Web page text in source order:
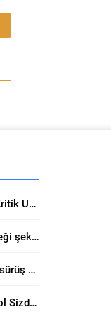
Yunanistan Yatırımlarında Kritik Uzman Uyarısı
Filli Boya Trabzon’da geleceği şekillendiriyor
Tosyalı’nın modifiye asfaltı sürüş güvenliğini yukarı taşıyor
Günsan Akıllı Ampul: Kontrol Sizde, Tasarruf Sizde